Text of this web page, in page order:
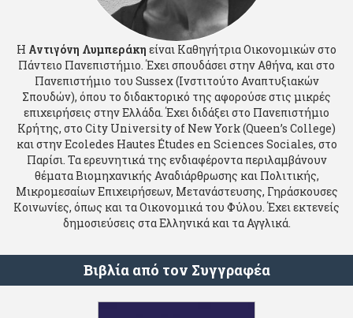
Η Αντιγόνη Λυμπεράκη είναι Καθηγήτρια Οικονομικών στο
Πάντειο Πανεπιστήμιο. Έχει σπουδάσει στην Αθήνα, και στο
Πανεπιστήμιο του Sussex (Ινστιτούτο Αναπτυξιακών
Σπουδών), όπου το διδακτορικό της αφορούσε στις μικρές
επιχειρήσεις στην Ελλάδα. Έχει διδάξει στο Πανεπιστήμιο
Κρήτης, στο City University of New York (Queen’s College)
και στην Ecoledes Hautes Études en Sciences Sociales, στο
Παρίσι. Τα ερευνητικά της ενδιαφέροντα περιλαμβάνουν
θέματα Βιομηχανικής Αναδιάρθρωσης και Πολιτικής,
Μικρομεσαίων Επιχειρήσεων, Μετανάστευσης, Γηράσκουσες
Κοινωνίες, όπως και τα Οικονομικά του Φύλου. Έχει εκτενείς
δημοσιεύσεις στα Ελληνικά και τα Αγγλικά.
Βιβλία από τον Συγγραφέα